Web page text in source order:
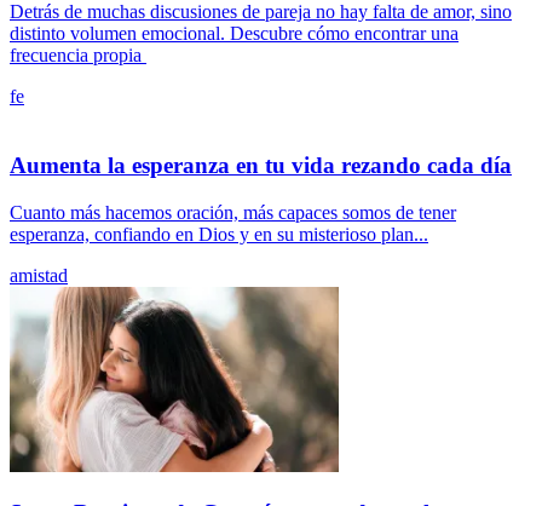
Detrás de muchas discusiones de pareja no hay falta de amor, sino
distinto volumen emocional. Descubre cómo encontrar una
frecuencia propia
fe
Aumenta la esperanza en tu vida rezando cada día
Cuanto más hacemos oración, más capaces somos de tener
esperanza, confiando en Dios y en su misterioso plan...
amistad